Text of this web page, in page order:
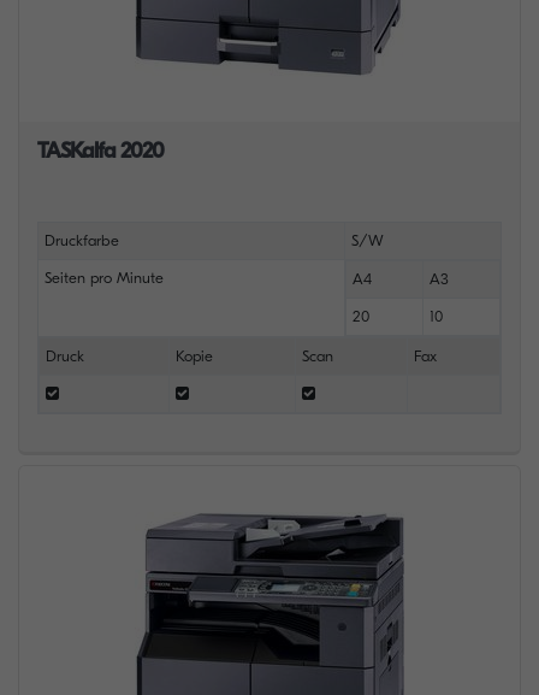
TASKalfa 2020
Druckfarbe S/W
Seiten pro Minute A4 A3
20 10
Druck Kopie Scan Fax